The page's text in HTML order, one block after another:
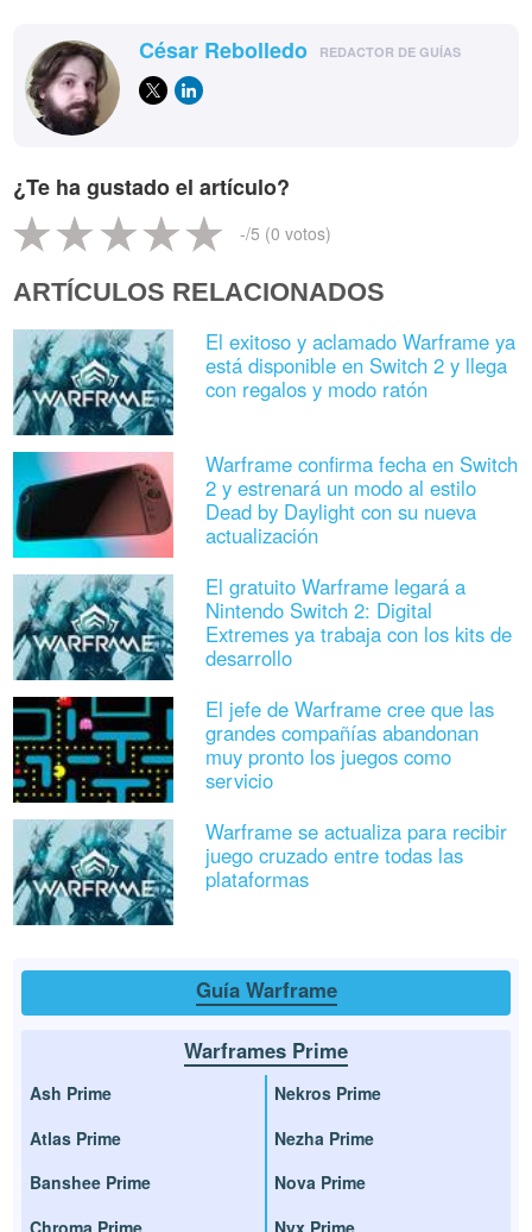
César Rebolledo REDACTOR DE GUÍAS
¿Te ha gustado el artículo?
-/5 (0 votos)
ARTÍCULOS RELACIONADOS
El exitoso y aclamado Warframe ya
está disponible en Switch 2 y llega
con regalos y modo ratón
Warframe confirma fecha en Switch
2 y estrenará un modo al estilo
Dead by Daylight con su nueva
actualización
El gratuito Warframe legará a
Nintendo Switch 2: Digital
Extremes ya trabaja con los kits de
desarrollo
El jefe de Warframe cree que las
grandes compañías abandonan
muy pronto los juegos como
servicio
Warframe se actualiza para recibir
juego cruzado entre todas las
plataformas
Guía Warframe
Warframes Prime
Ash Prime
Atlas Prime
Banshee Prime
Chroma Prime
Nekros Prime
Nezha Prime
Nova Prime
Nyx Prime